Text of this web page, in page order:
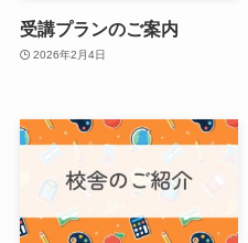
受講プランのご案内
2026年2月4日